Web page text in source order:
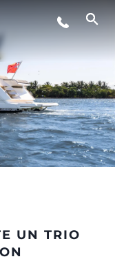
UN TRIO